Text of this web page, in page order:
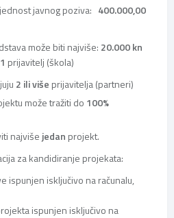
javnog poziva: 400.000,00
može biti najviše: 20.000kn
1 prijavitelj (škola)
2 ili više prijavitelja (partneri)
može tražiti do 100%
najviše jedan projekt.
za kandidiranje projekata:
ispunjen isključivo na računalu,
ispunjen isključivo na